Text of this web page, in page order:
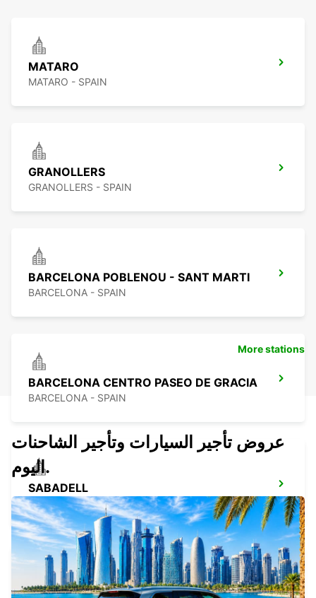
MATARO
MATARO - SPAIN
GRANOLLERS
GRANOLLERS - SPAIN
BARCELONA POBLENOU - SANT MARTI
BARCELONA - SPAIN
BARCELONA CENTRO PASEO DE GRACIA
BARCELONA - SPAIN
SABADELL
SABADELL - SPAIN
BARCELONA SANTS ESTACIO RENFE
More stations
عروض تأجير السيارات وتأجير الشاحنات
اليوم.